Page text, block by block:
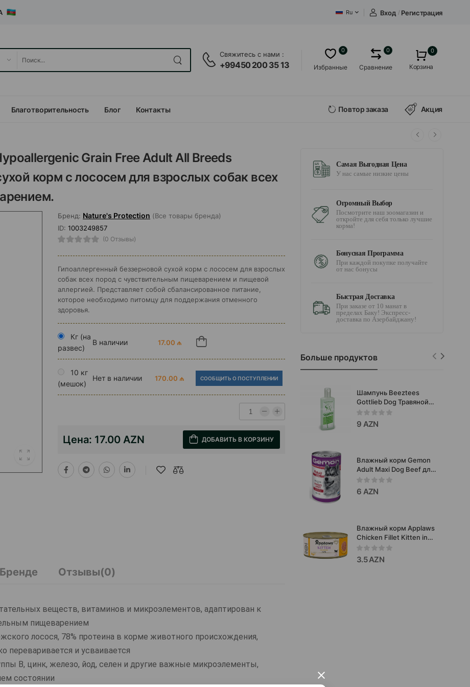
×
Ru Вход / Регистрация
Свяжитесь с нами :
+99450 200 35 13 Избранные
0
Сравнение
0 0
Корзина
Благотворительность Блог Контакты Повтор заказа Акция
Grain Free Adult All Breeds
корм с лососем для взрослых собак всех
Бренд: Nature's Protection (Все товары бренда)
ID: 1003249857
(0 Отзывы)
Гипоаллергенный беззерновой сухой корм с лососем для взрослых
собак всех пород с чувствительным пищеварением и пищевой
аллергией. Представляет собой сбалансированное питание,
которое необходимо питомцу для поддержания отменного
здоровья.
Кг (на
развес)
В наличии 17.00 ₼
10 кг
(мешок)
Нет в наличии 170.00 ₼ СООБЩИТЬ О ПОСТУПЛЕНИИ
Цена: 17.00 AZN ДОБАВИТЬ В КОРЗИНУ
Отзывы(0)
веществ, витаминов и микроэлементов, адаптирован к
пищеварением
лосося, 78% протеина в корме животного происхождения,
переваривается и усваивается
В, цинк, железо, йод, селен и другие важные микроэлементы,
состоянии
Самая Выгодная Цена
У нас самые низкие цены
Огромный Выбор
Посмотрите наш зоомагазин и
откройте для себя только лучшие
корма!
Бонусная Программа
При каждой покупке получайте
от нас бонусы
Быстрая Доставка
При заказе от 10 манат в
пределах Баку! Экспресс-
доставка по Азербайджану!
Больше продуктов
Шампунь Beeztees
Gottlieb Dog Травяной
шампунь для собак все
пород 300 мл.
9 AZN
Влажный корм Gemon
Adult Maxi Dog Beef для
взрослых собак с
говядиной 1250 гр
#87903.
6 AZN
Влажный корм Applaws
Chicken Fillet Kitten in
jelly для котят с курицей
в желе 70 гр.#1001
3.5 AZN